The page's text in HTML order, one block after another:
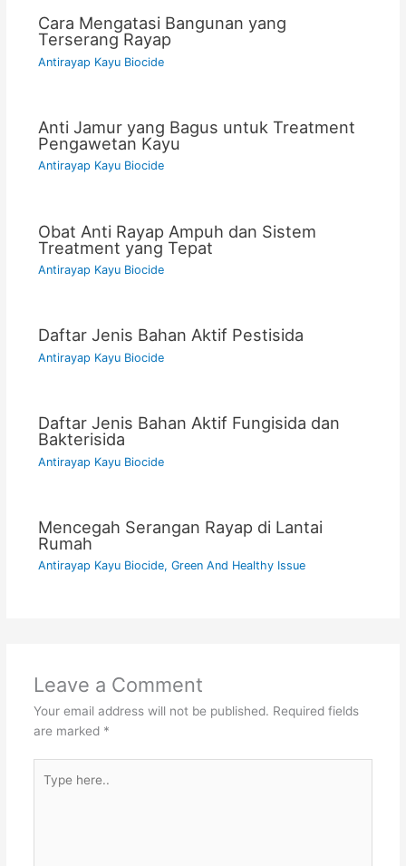
Cara Mengatasi Bangunan yang
Terserang Rayap
Antirayap Kayu Biocide
Anti Jamur yang Bagus untuk Treatment
Pengawetan Kayu
Antirayap Kayu Biocide
Obat Anti Rayap Ampuh dan Sistem
Treatment yang Tepat
Antirayap Kayu Biocide
Daftar Jenis Bahan Aktif Pestisida
Antirayap Kayu Biocide
Daftar Jenis Bahan Aktif Fungisida dan
Bakterisida
Antirayap Kayu Biocide
Mencegah Serangan Rayap di Lantai
Rumah
Antirayap Kayu Biocide, Green And Healthy Issue
Leave a Comment
Your email address will not be published. Required fields
are marked *
here..